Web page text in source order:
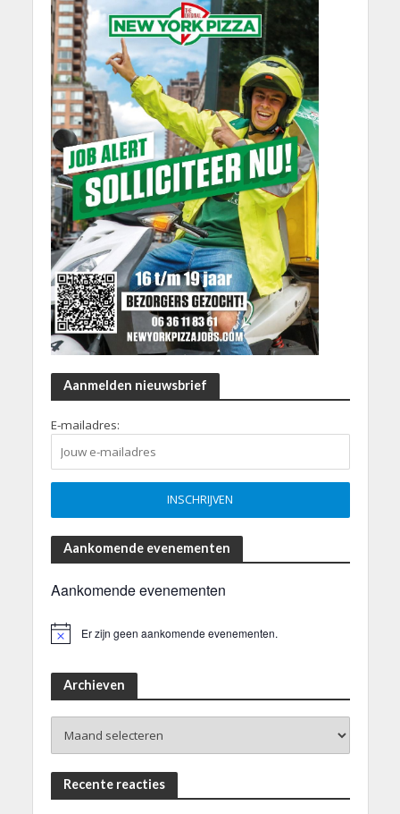
Aanmelden nieuwsbrief
E-mailadres:
Aankomende evenementen
Aankomende evenementen
Er zijn geen aankomende evenementen.
Archieven
Recente reacties